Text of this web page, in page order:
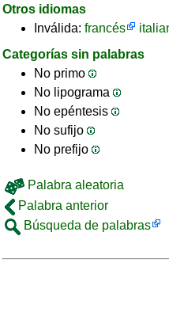
Otros idiomas
Inválida: francés
Categorías sin palabras
No primo
No lipograma
No epéntesis
No sufijo
No prefijo
Palabra aleatoria
Palabra anterior
Búsqueda de palabras